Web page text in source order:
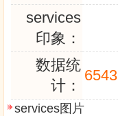
services
印象：
数据统
计：
6543
services图片